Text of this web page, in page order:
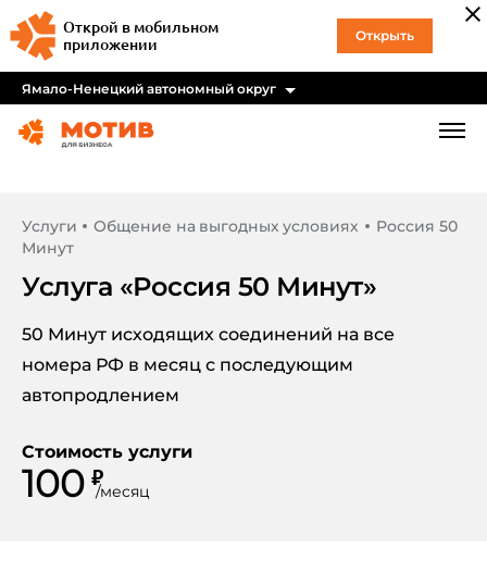
Открой в мобильном
приложении
Открыть
Ямало-Ненецкий автономный округ
Услуги Общение на выгодных условиях
Россия 50
Минут
Услуга «Россия 50 Минут»
50 Минут исходящих соединений на все
номера РФ в месяц с последующим
автопродлением
Стоимость услуги
100 ₽
/месяц